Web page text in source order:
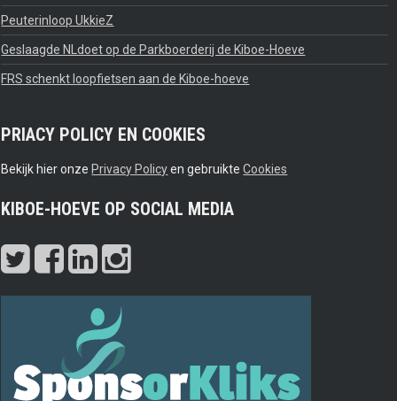
Peuterinloop UkkieZ
Geslaagde NLdoet op de Parkboerderij de Kiboe-Hoeve
FRS schenkt loopfietsen aan de Kiboe-hoeve
PRIACY POLICY EN COOKIES
Bekijk hier onze Privacy Policyen gebruikteCookies
KIBOE-HOEVE OP SOCIAL MEDIA